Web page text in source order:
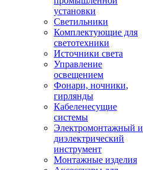
установки
Светильники
Комплектующие для
светотехники
Источники света
Управление
освещением
Фонари, ночники,
гирлянды
Кабеленесущие
системы
Электромонтажный и
диэлектрический
инструмент
Монтажные изделия